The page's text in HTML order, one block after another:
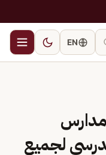
EN
مدارس
لجميع